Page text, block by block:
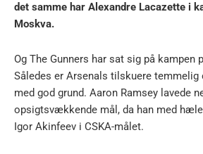
det samme har Alexandre Lacazette i
Moskva.
Og The Gunners har sat sig på kampen
Således er Arsenals tilskuere temmelig
med god grund. Aaron Ramsey lavede
opsigtsvækkende mål, da han med
Igor Akinfeev i CSKA-målet.